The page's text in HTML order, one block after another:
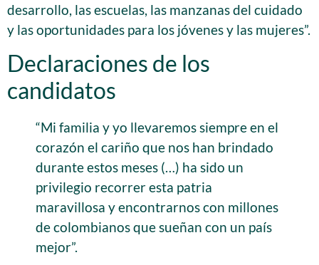
desarrollo, las escuelas, las manzanas del cuidado
y las oportunidades para los jóvenes y las mujeres”.
Declaraciones de los
candidatos
“Mi familia y yo llevaremos siempre en el
corazón el cariño que nos han brindado
durante estos meses (…) ha sido un
privilegio recorrer esta patria
maravillosa y encontrarnos con millones
de colombianos que sueñan con un país
mejor”.